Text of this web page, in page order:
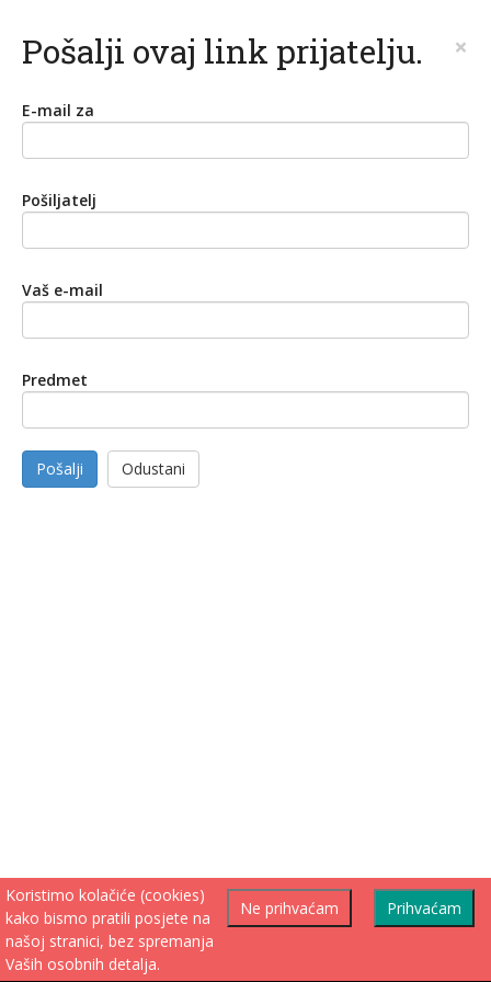
Pošalji ovaj link prijatelju. ×
E-mail za
Pošiljatelj
Vaš e-mail
Predmet
Pošalji Odustani
Prihvaćam
Ne prihvaćam
Koristimo kolačiće (cookies)
kako bismo pratili posjete na
našoj stranici, bez spremanja
Vaših osobnih detalja.